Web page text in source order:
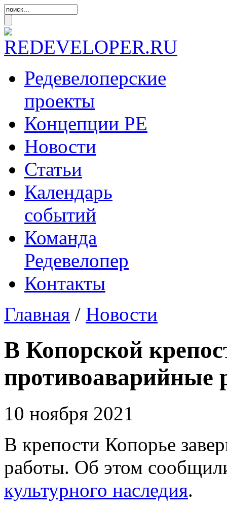
Редевелоперские
проекты
Концепции РЕ
Новости
Статьи
Календарь
событий
Команда
Редевелопер
Контакты
Главная / Новости
В Копорской
противоаварийные
10 ноября 2021
В крепости Копорье
работы. Об этом
культурного наследия.